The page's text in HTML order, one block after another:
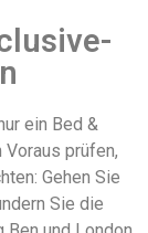
ein Bed &
prüfen,
Gehen Sie
Sie die